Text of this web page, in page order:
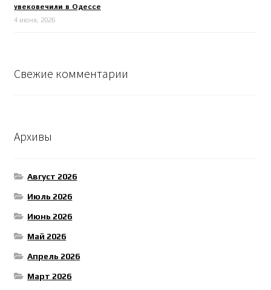
увековечили в Одессе
4 июня, 2026
Свежие комментарии
Архивы
Август 2026
Июль 2026
Июнь 2026
Май 2026
Апрель 2026
Март 2026